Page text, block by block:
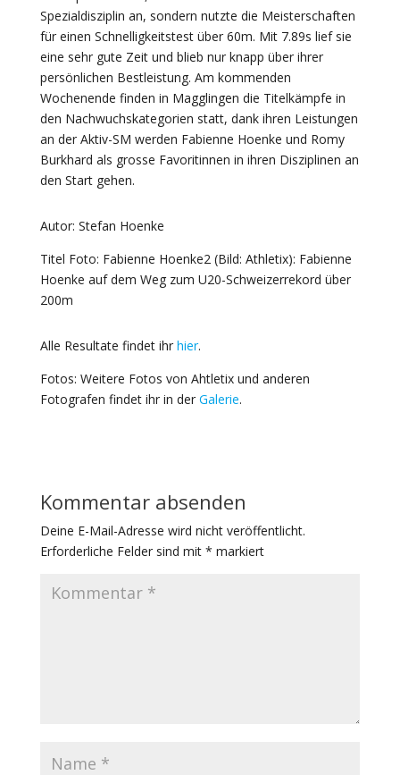
Spezialdisziplin an, sondern nutzte die Meisterschaften
für einen Schnelligkeitstest über 60m. Mit 7.89s lief sie
eine sehr gute Zeit und blieb nur knapp über ihrer
persönlichen Bestleistung. Am kommenden
Wochenende finden in Magglingen die Titelkämpfe in
den Nachwuchskategorien statt, dank ihren Leistungen
an der Aktiv-SM werden Fabienne Hoenke und Romy
Burkhard als grosse Favoritinnen in ihren Disziplinen an
den Start gehen.
Autor: Stefan Hoenke
Titel Foto: Fabienne Hoenke2 (Bild: Athletix): Fabienne
Hoenke auf dem Weg zum U20-Schweizerrekord über
200m
Alle Resultate findet ihr hier.
Fotos: Weitere Fotos von Ahtletix und anderen
Fotografen findet ihr in der Galerie.
Kommentar absenden
Deine E-Mail-Adresse wird nicht veröffentlicht.
Erforderliche Felder sind mit * markiert